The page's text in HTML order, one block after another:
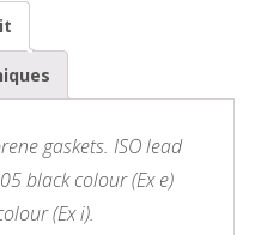
gaskets. ISO lead
black colour (Ex e)
(Ex i).